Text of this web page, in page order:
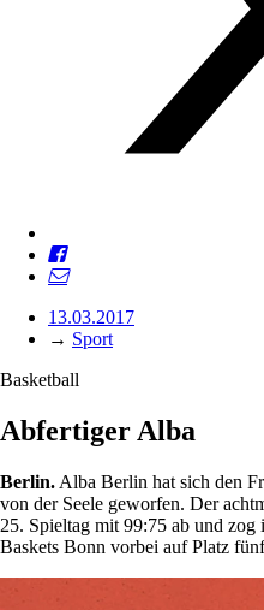
13.03.2017
→ Sport
Basketball
Abfertiger Alba
Berlin. Alba Berlin hat sich den
von der Seele geworfen. Der
25. Spieltag mit 99:75 ab und zog
Baskets Bonn vorbei auf Platz